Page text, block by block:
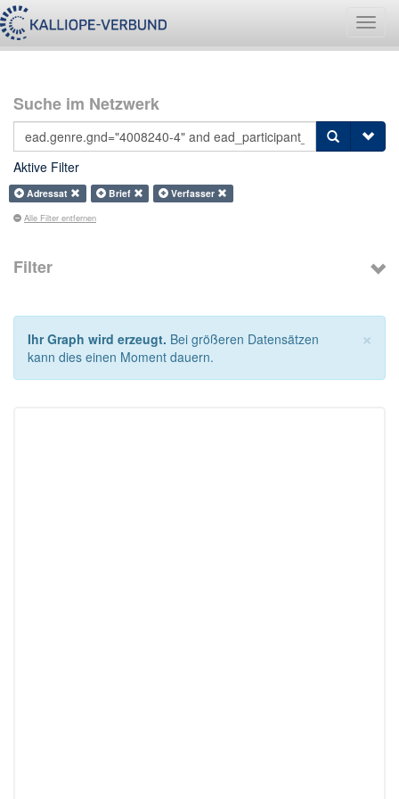
Suche im Netzwerk
Aktive Filter
Adressat Brief Verfasser
Alle Filter entfernen
Filter
×
Ihr Graph wird erzeugt. Bei größeren Datensätzen
kann dies einen Moment dauern.